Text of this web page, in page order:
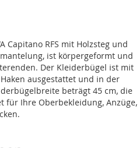
Capitano RFS mit Holzsteg und
ist körpergeformt und
Der Kleiderbügel ist mit
ausgestattet und in der
beträgt 45 cm, die
für Ihre Oberbekleidung, Anzüge,